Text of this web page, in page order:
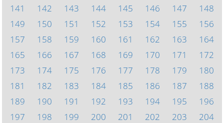
141
142 143 144 145 146 147
148
149
150 151 152 153 154 155
156
157
158 159 160 161 162 163
164
165
166 167 168 169 170 171
172
173
174 175 176 177 178 179
180
181
182 183 184 185 186 187
188
189
190 191 192 193 194 195
196
197
198 199 200 201 202 203
204